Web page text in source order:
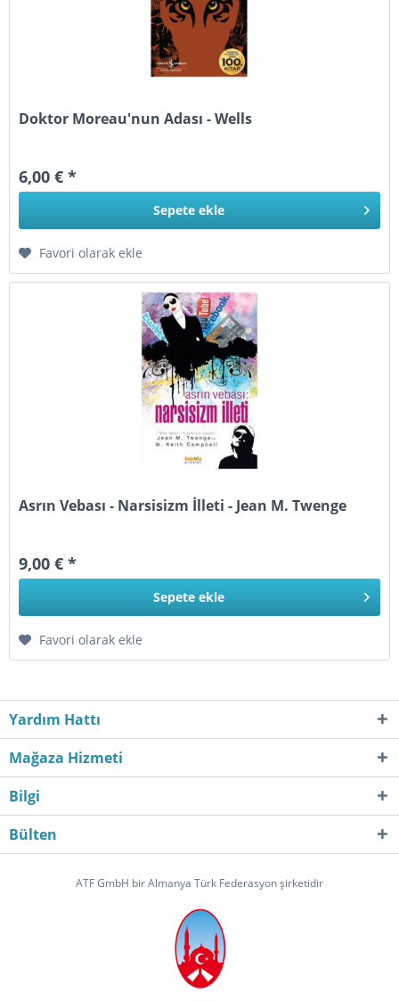
Doktor Moreau'nun Adası - Wells
6,00 € *
Sepete ekle
Favori olarak ekle
Asrın Vebası - Narsisizm İlleti - Jean M. Twenge
9,00 € *
Sepete ekle
Favori olarak ekle
Yardım Hattı
Mağaza Hizmeti
Bilgi
Bülten
ATF GmbH bir Almanya Türk Federasyon şirketidir